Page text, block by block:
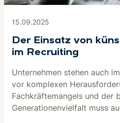
15.09.2025
Der Einsatz von
im Recruiting
Unternehmen stehen auch
vor komplexen
Fachkräftemangels und der
Generationenvielfalt muss